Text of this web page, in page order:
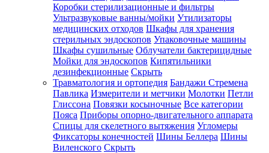
Коробки стерилизационные и фильтры
Ультразвуковые ванны/мойки Утилизаторы
медицинских отходов Шкафы для хранения
стерильных эндоскопов Упаковочные машины
Шкафы сушильные Облучатели бактерицидные
Мойки для эндоскопов Кипятильники
дезинфекционные Скрыть
Травматология и ортопедия Бандажи Стремена
Павлика Измерители и метчики Молотки Петли
Глиссона Повязки косыночные Все категории
Пояса Приборы опорно-двигательного аппарата
Спицы для скелетного вытяжения Угломеры
Фиксаторы конечностей Шины Беллера Шины
Виленского Скрыть